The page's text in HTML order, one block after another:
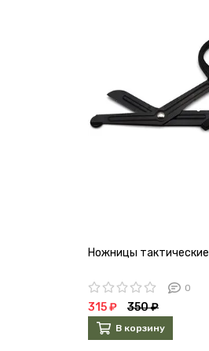
Ножницы тактические
0
315 ₽ 350 ₽
В корзину